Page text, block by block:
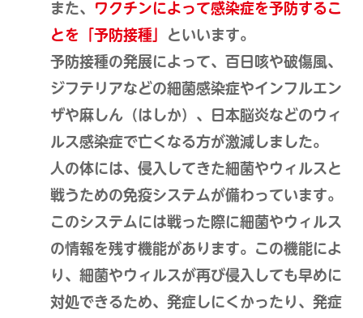
また、 ワクチンによって感染症を予防するこ
とを「予防接種」 といいます。
予防接種の発展によって、百日咳や破傷風、
ジフテリアなどの細菌感染症やインフルエン
ザや麻しん（はしか）、日本脳炎などのウィ
ルス感染症で亡くなる方が激減しました。
人の体には、侵入してきた細菌やウィルスと
戦うための免疫システムが備わっています。
このシステムには戦った際に細菌やウィルス
の情報を残す機能があります。この機能によ
り、細菌やウィルスが再び侵入しても早めに
対処できるため、発症しにくかったり、発症